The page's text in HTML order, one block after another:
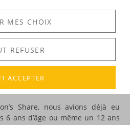
Share, nous avions déjà eu
6 ans d’âge ou même un 12 ans
MES CHOIX
REFUSER
ACCEPTER